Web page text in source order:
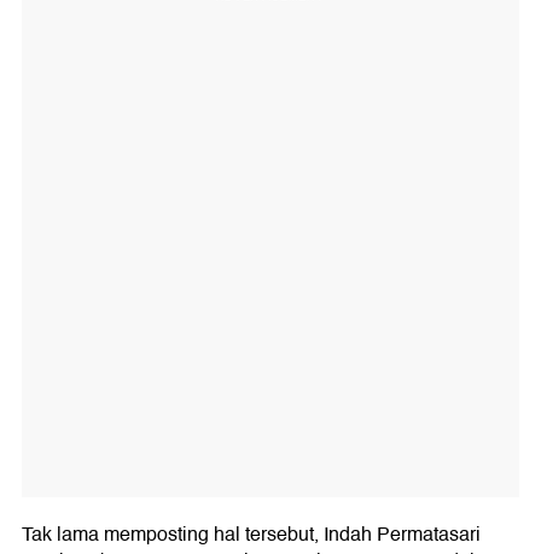
Tak lama memposting hal tersebut, Indah Permatasari